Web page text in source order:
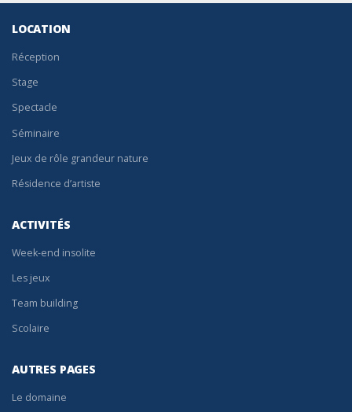
LOCATION
Réception
Stage
Spectacle
Séminaire
Jeux de rôle grandeur nature
Résidence d’artiste
ACTIVITÉS
Week-end insolite
Les jeux
Team building
Scolaire
AUTRES PAGES
Le domaine